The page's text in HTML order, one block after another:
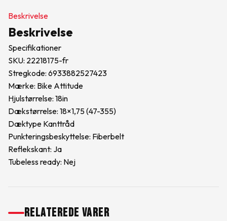
Beskrivelse
Beskrivelse
Specifikationer
SKU: 22218175-fr
Stregkode: 6933882527423
Mærke: Bike Attitude
Hjulstørrelse: 18in
Dækstørrelse: 18×1,75 (47-355)
Dæktype Kanttråd
Punkteringsbeskyttelse: Fiberbelt
Reflekskant: Ja
Tubeless ready: Nej
RELATEREDE VARER